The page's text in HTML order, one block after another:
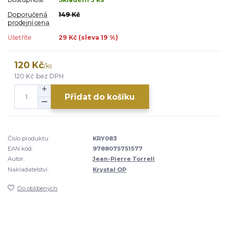
Doporučená
prodejní cena
149 Kč
Ušetříte 29 Kč (sleva 19 %)
120 Kč/ks
120 Kč bez DPH
Přidat do košíku
Číslo produktu:
KRY083
EAN kód:
9788075751577
Autor:
Jean-Pierre Torrell
Nakladatelství:
Krystal OP
Do oblíbených